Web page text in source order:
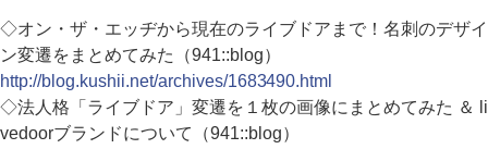
◇オン・ザ・エッヂから現在のライブドアまで！名刺のデザイ
ン変遷をまとめてみた（941::blog）
http://blog.kushii.net/archives/1683490.html
◇法人格「ライブドア」変遷を１枚の画像にまとめてみた ＆ li
vedoorブランドについて（941::blog）